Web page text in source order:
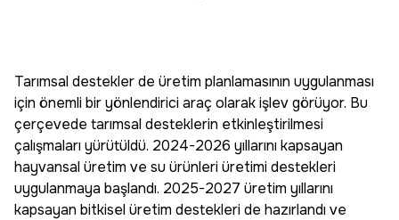
Tarımsal destekler de üretim planlamasının uygulanması
için önemli bir yönlendirici araç olarak işlev görüyor. Bu
çerçevede tarımsal desteklerin etkinleştirilmesi
çalışmaları yürütüldü. 2024-2026 yıllarını kapsayan
hayvansal üretim ve su ürünleri üretimi destekleri
uygulanmaya başlandı. 2025-2027 üretim yıllarını
kapsayan bitkisel üretim destekleri de hazırlandı ve